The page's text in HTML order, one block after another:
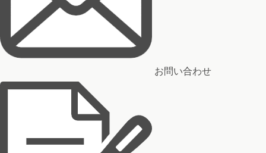
お問い合わせ